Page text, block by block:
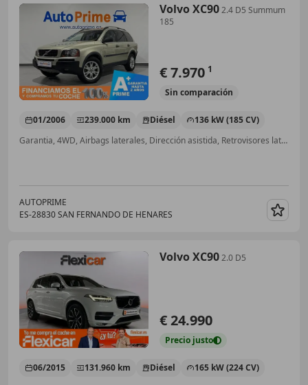
Volvo XC902.4 D5 Summum
185
€ 7.970 1
Sin comparación
01/2006 239.000 km Diésel
136 kW (185 CV)
Garantia, 4WD, Airbags laterales, Dirección asistida, Retrovisores laterales eléctricos, Faros antiniebla, Asientos calef., Aire Acondicionado
AUTOPRIME
ES-28830 SAN FERNANDO DE HENARES
Volvo XC902.0 D5
€ 24.990
Precio justo
06/2015 131.960 km Diésel 165 kW (224 CV)